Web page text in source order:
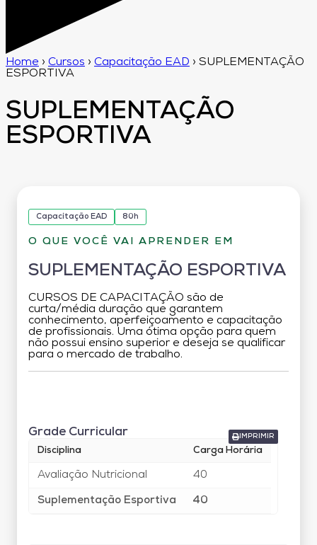
Home › Cursos › Capacitação EAD › SUPLEMENTAÇÃO
ESPORTIVA
SUPLEMENTAÇÃO
ESPORTIVA
Capacitação EAD 80h
O QUE VOCÊ VAI APRENDER EM
SUPLEMENTAÇÃO ESPORTIVA
CURSOS DE CAPACITAÇÃO são de
curta/média duração que garantem
conhecimento, aperfeiçoamento e capacitação
de profissionais. Uma ótima opção para quem
não possui ensino superior e deseja se qualificar
para o mercado de trabalho.
IMPRIMIR
Grade Curricular
Disciplina Carga Horária
Avaliação Nutricional 40
Suplementação Esportiva 40